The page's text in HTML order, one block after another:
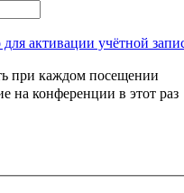
активации учётной
при каждом посещении
на конференции в этот раз